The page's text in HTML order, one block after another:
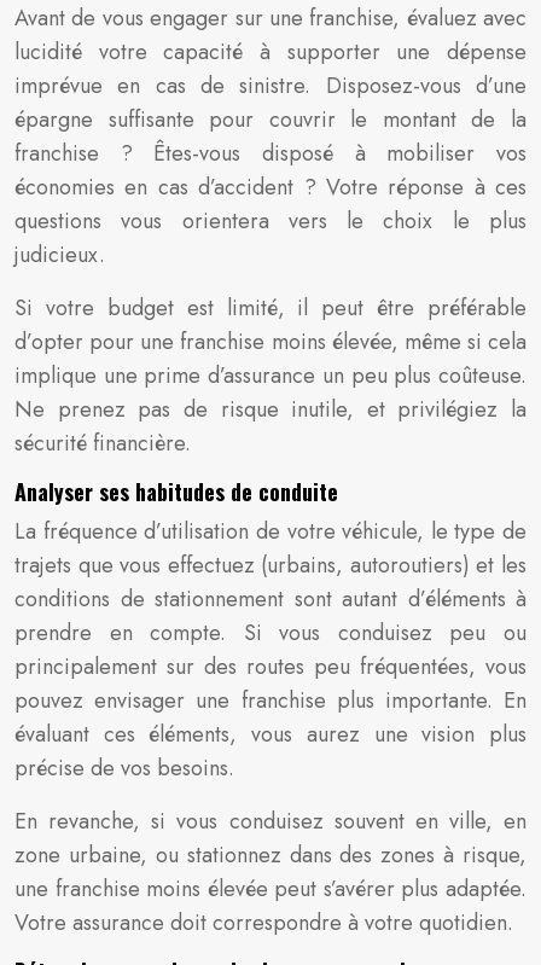
Avant de vous engager sur une franchise, évaluez avec
lucidité votre capacité à supporter une dépense
imprévue en cas de sinistre. Disposez-vous d’une
épargne suffisante pour couvrir le montant de la
franchise ? Êtes-vous disposé à mobiliser vos
économies en cas d’accident ? Votre réponse à ces
questions vous orientera vers le choix le plus
judicieux.
Si votre budget est limité, il peut être préférable
d’opter pour une franchise moins élevée, même si cela
implique une prime d’assurance un peu plus coûteuse.
Ne prenez pas de risque inutile, et privilégiez la
sécurité financière.
Analyser ses habitudes de conduite
La fréquence d’utilisation de votre véhicule, le type de
trajets que vous effectuez (urbains, autoroutiers) et les
conditions de stationnement sont autant d’éléments à
prendre en compte. Si vous conduisez peu ou
principalement sur des routes peu fréquentées, vous
pouvez envisager une franchise plus importante. En
évaluant ces éléments, vous aurez une vision plus
précise de vos besoins.
En revanche, si vous conduisez souvent en ville, en
zone urbaine, ou stationnez dans des zones à risque,
une franchise moins élevée peut s’avérer plus adaptée.
Votre assurance doit correspondre à votre quotidien.